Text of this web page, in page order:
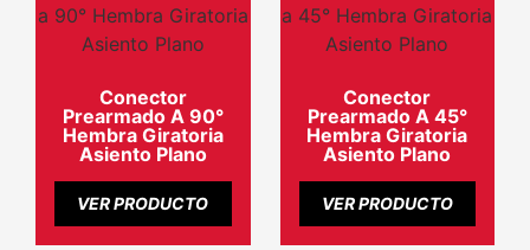
Conector
Prearmado A 90°
Hembra Giratoria
Asiento Plano
VER PRODUCTO
Conector
Prearmado A 45°
Hembra Giratoria
Asiento Plano
VER PRODUCTO